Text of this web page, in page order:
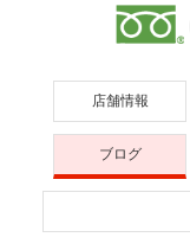
店舗情報
ブログ